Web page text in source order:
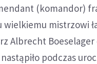
(komandor)
wielkiemu mistrzowi
Albrecht Boeselager
podczas